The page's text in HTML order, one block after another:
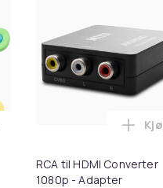
i handlekurven
3-Pak - Fidget Spinners
RCA til HDMI Converter
1080p - Adapter